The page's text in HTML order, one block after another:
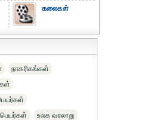
கலைகள்
நாகரிகங்கள்
பெயர்கள்
உலக வரலாறு